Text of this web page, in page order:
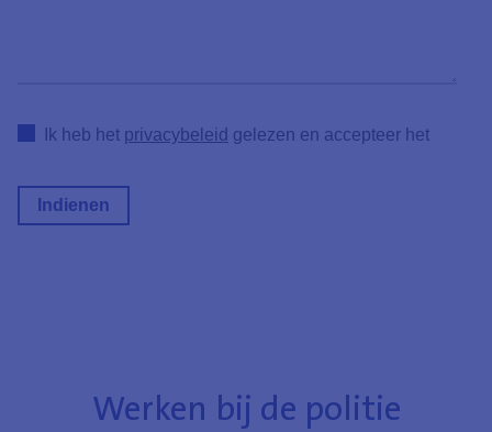
Ik heb het privacybeleid gelezen en accepteer het
Werken bij de politie